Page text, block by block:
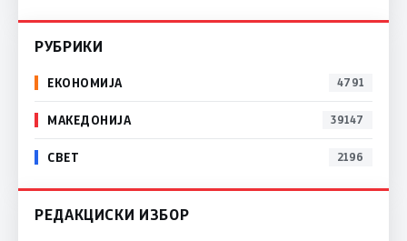
РУБРИКИ
ЕКОНОМИЈА 4791
МАКЕДОНИЈА 39147
СВЕТ 2196
РЕДАКЦИСКИ ИЗБОР